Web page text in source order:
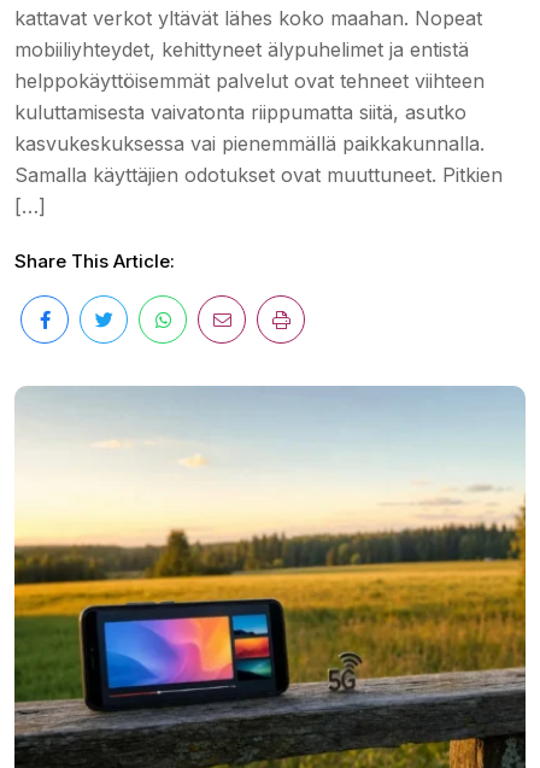
kattavat verkot yltävät lähes koko maahan. Nopeat
mobiiliyhteydet, kehittyneet älypuhelimet ja entistä
helppokäyttöisemmät palvelut ovat tehneet viihteen
kuluttamisesta vaivatonta riippumatta siitä, asutko
kasvukeskuksessa vai pienemmällä paikkakunnalla.
Samalla käyttäjien odotukset ovat muuttuneet. Pitkien
[…]
Share This Article: